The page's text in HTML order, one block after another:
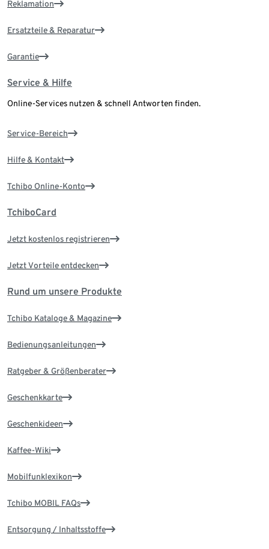
Reklamation
Ersatzteile & Reparatur
Garantie
Service & Hilfe
Online-Services nutzen & schnell Antworten finden.
Service-Bereich
Hilfe & Kontakt
Tchibo Online-Konto
TchiboCard
Jetzt kostenlos registrieren
Jetzt Vorteile entdecken
Rund um unsere Produkte
Tchibo Kataloge & Magazine
Bedienungsanleitungen
Ratgeber & Größenberater
Geschenkkarte
Geschenkideen
Kaffee-Wiki
Mobilfunklexikon
Tchibo MOBIL FAQs
Entsorgung / Inhaltsstoffe